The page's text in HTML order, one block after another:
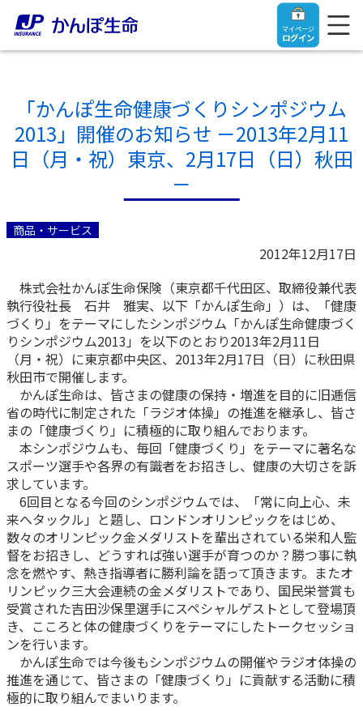
マイページ
ログイン
トップ
ご契約者さま
マイページログイン
入院保険金・手術保険金のご請求
お手続き一覧
きっかけ・できごとから探す
マイページでできること
新規登録
ログイン
保険をご検討中のお客さま
保険をご検討中のお客さま
終身保険
養老保険
定期保険
学資保険
長寿支援保険
お見積りシミュレーション
資料請求
保険の探し方のポイント
保険かんたん診断
これからのライフイベントでかかる費用とは？
法人のお客さま
【まずはご相談ください】企業経営でお悩みの方はこ
ちら
法人のお客さま向け商品一覧
目的から探す
お役立ち情報
かんぽ生命の団体取扱い
法人向け資料請求
お問い合わせ先
お役立ち情報
かんぽのLifeサポートナビ
保険
医療
お金
子育て
ライフプラン
かんぽ生命について
かんぽ生命について
ご挨拶
経営理念・経営戦略
会社概要
財務情報
株主・投資家のみなさまへ
日本郵政グループとしての取り組み
採用情報
よくあるご質問
お問い合わせ
サステナビリティ
株主・投資家のみなさまへ
採用情報
English
「かんぽ生命健康づくりシンポジウム
2013」開催のお知らせ －2013年2月11
日（月・祝）東京、2月17日（日）秋田
－
商品・サービス
2012年12月17日
株式会社かんぽ生命保険（東京都千代田区、取締役兼代表
執行役社長 石井 雅実、以下「かんぽ生命」）は、「健康
づくり」をテーマにしたシンポジウム「かんぽ生命健康づく
りシンポジウム2013」を以下のとおり2013年2月11日
（月・祝）に東京都中央区、2013年2月17日（日）に秋田県
秋田市で開催します。
かんぽ生命は、皆さまの健康の保持・増進を目的に旧逓信
省の時代に制定された「ラジオ体操」の推進を継承し、皆さ
まの「健康づくり」に積極的に取り組んでおります。
本シンポジウムも、毎回「健康づくり」をテーマに著名な
スポーツ選手や各界の有識者をお招きし、健康の大切さを訴
求しています。
6回目となる今回のシンポジウムでは、「常に向上心、未
来へタックル」と題し、ロンドンオリンピックをはじめ、
数々のオリンピック金メダリストを輩出されている栄和人監
督をお招きし、どうすれば強い選手が育つのか？勝つ事に執
念を燃やす、熱き指導者に勝利論を語って頂きます。またオ
リンピック三大会連続の金メダリストであり、国民栄誉賞も
受賞された吉田沙保里選手にスペシャルゲストとして登場頂
き、こころと体の健康づくりをテーマにしたトークセッショ
ンを行います。
かんぽ生命では今後もシンポジウムの開催やラジオ体操の
推進を通じて、皆さまの「健康づくり」に貢献する活動に積
極的に取り組んでまいります。